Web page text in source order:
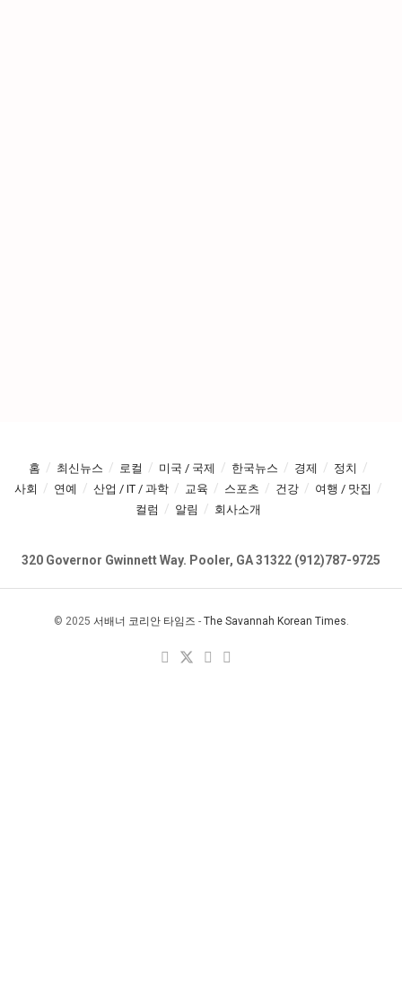
홈 최신뉴스 로컬 미국 / 국제 한국뉴스 경제
정치
사회
연예 산업 / IT / 과학 교육 스포츠 건강
여행 / 맛집
컬럼
알림 회사소개
320 Governor Gwinnett Way. Pooler, GA 31322 (912)787-9725
© 2025 서배너 코리안 타임즈 - The Savannah Korean Times